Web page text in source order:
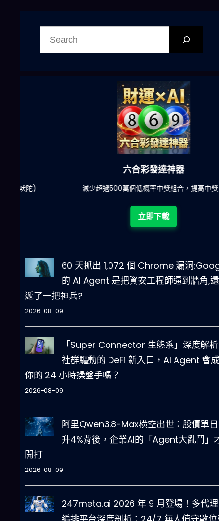
六合彩發達神器
減少超過500萬個低概率中獎組合，提高中獎率
立即下載
60 天抓出 1,072 個 Chrome 漏洞
的 AI Agent 是把資安工程師逼到牆角,
遞了一把神兵?
2026-08-09
「Super Connector 生態系」深度解
社群驅動的 DeFi 新入口，AI Agent 會
你的 24 小時操盤手嗎？
2026-08-09
阿里Qwen3.8-Max橫空出世：股價單
升4%背後，企業AI的「Agent大亂鬥」
開打
2026-08-09
247meta.ai 2026 年 9 月登場！多代